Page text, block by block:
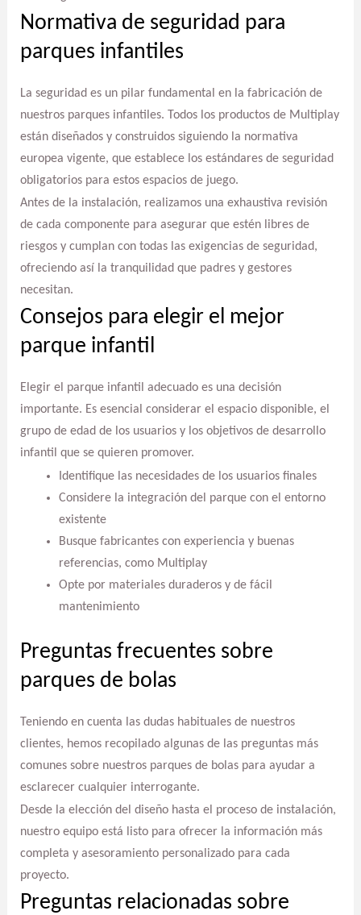
Normativa de seguridad para
parques infantiles
La seguridad es un pilar fundamental en la fabricación de
nuestros parques infantiles. Todos los productos de Multiplay
están diseñados y construidos siguiendo la normativa
europea vigente, que establece los estándares de seguridad
obligatorios para estos espacios de juego.
Antes de la instalación, realizamos una exhaustiva revisión
de cada componente para asegurar que estén libres de
riesgos y cumplan con todas las exigencias de seguridad,
ofreciendo así la tranquilidad que padres y gestores
necesitan.
Consejos para elegir el mejor
parque infantil
Elegir el parque infantil adecuado es una decisión
importante. Es esencial considerar el espacio disponible, el
grupo de edad de los usuarios y los objetivos de desarrollo
infantil que se quieren promover.
Identifique las necesidades de los usuarios finales
Considere la integración del parque con el entorno
existente
Busque fabricantes con experiencia y buenas
referencias, como Multiplay
Opte por materiales duraderos y de fácil
mantenimiento
Preguntas frecuentes sobre
parques de bolas
Teniendo en cuenta las dudas habituales de nuestros
clientes, hemos recopilado algunas de las preguntas más
comunes sobre nuestros parques de bolas para ayudar a
esclarecer cualquier interrogante.
Desde la elección del diseño hasta el proceso de instalación,
nuestro equipo está listo para ofrecer la información más
completa y asesoramiento personalizado para cada
proyecto.
Preguntas relacionadas sobre